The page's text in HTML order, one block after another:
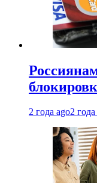
2 года ago2